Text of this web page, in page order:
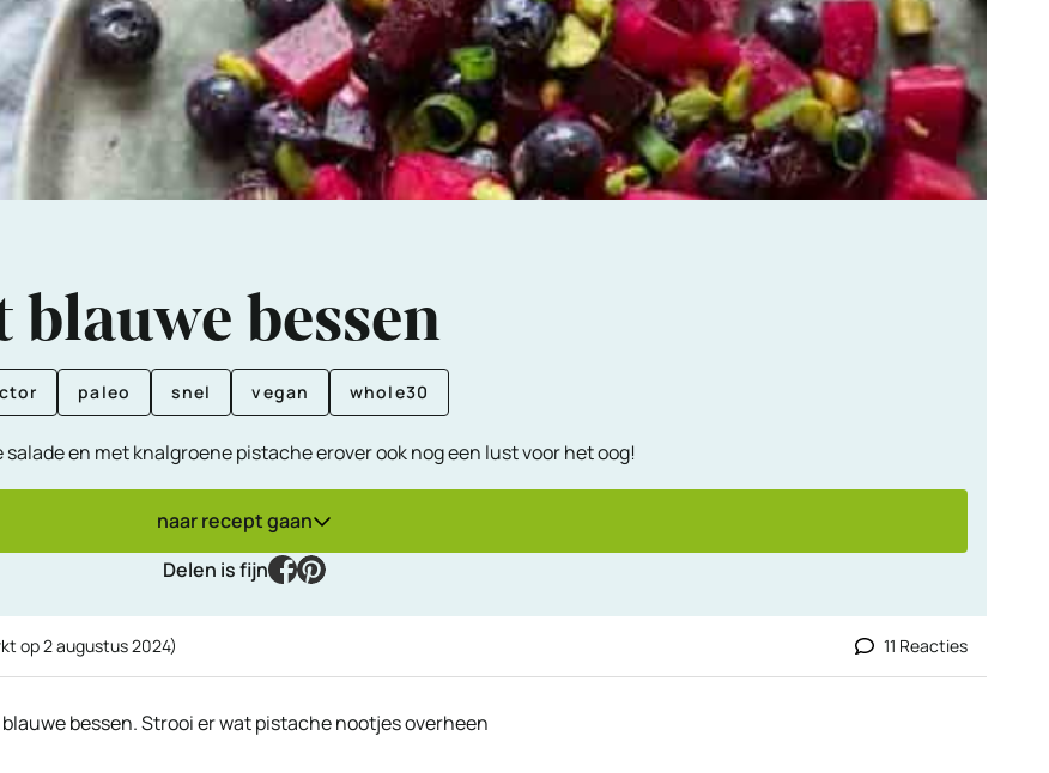
bessen
paleo snel vegan whole30
en met knalgroene pistache erover ook nog een lust voor het oog!
naar recept gaan
Delen is fijn
facebook
pinterest
op2 augustus 2024) 11 Reacties
bessen. Strooi er wat pistache nootjes overheen